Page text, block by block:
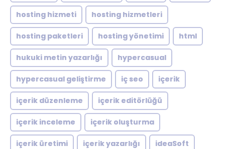
hosting hizmeti hosting hizmetleri
hosting paketleri hosting yönetimi html
hukuki metin yazarlığı hypercasual
hypercasual geliştirme iç seo içerik
içerik düzenleme içerik editörlüğü
içerik inceleme içerik oluşturma
içerik üretimi içerik yazarlığı ideaSoft